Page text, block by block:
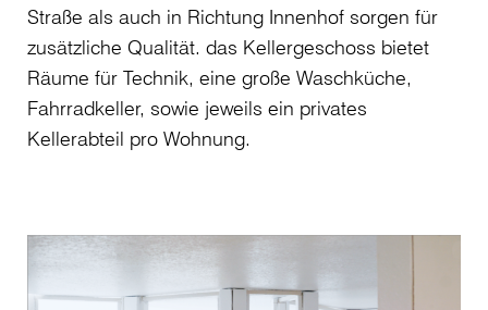
Straße als auch in Richtung Innenhof sorgen für
zusätzliche Qualität. das Kellergeschoss bietet
Räume für Technik, eine große Waschküche,
Fahrradkeller, sowie jeweils ein privates
Kellerabteil pro Wohnung.